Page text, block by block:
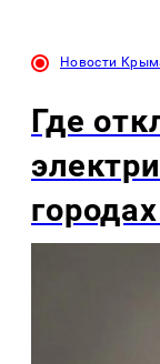
Новости
Где